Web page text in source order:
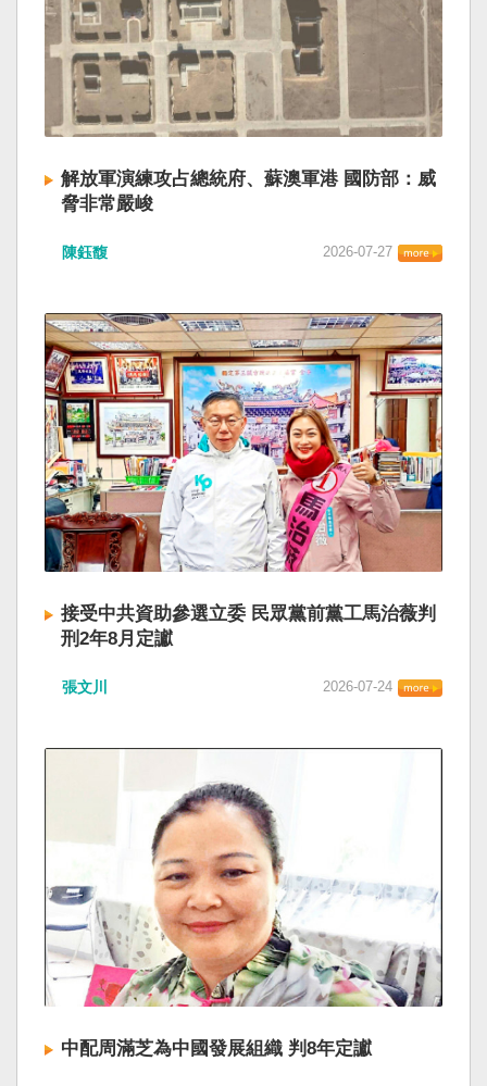
解放軍演練攻占總統府、蘇澳軍港 國防部：威
脅非常嚴峻
陳鈺馥 2026-07-27
接受中共資助參選立委 民眾黨前黨工馬治薇判
刑2年8月定讞
張文川 2026-07-24
中配周滿芝為中國發展組織 判8年定讞